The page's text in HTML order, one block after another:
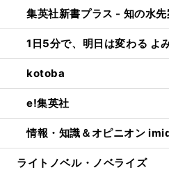
集英社新書プラス - 知の水先
1日5分で、明日は変わる よ
kotoba
e!集英社
情報・知識＆オピニオン
ライトノベル・ノベライズ